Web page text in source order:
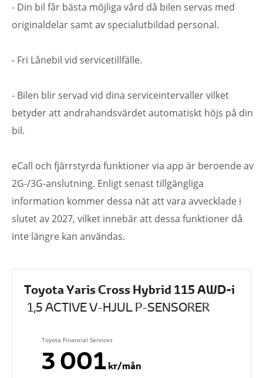
- Din bil får bästa möjliga vård då bilen servas med
originaldelar samt av specialutbildad personal.
- Fri Lånebil vid servicetillfälle.
- Bilen blir servad vid dina serviceintervaller vilket
betyder att andrahandsvärdet automatiskt höjs på din
bil.
eCall och fjärrstyrda funktioner via app är beroende av
2G-/3G-anslutning. Enligt senast tillgängliga
information kommer dessa nät att vara avvecklade i
slutet av 2027, vilket innebär att dessa funktioner då
inte längre kan användas.
Toyota Yaris Cross Hybrid 115 AWD-i
1,5 ACTIVE V-HJUL P-SENSORER
Toyota Financial Services
3 001kr/mån